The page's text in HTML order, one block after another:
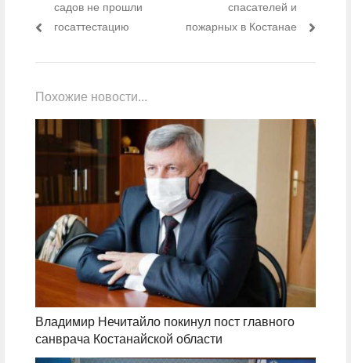
садов не прошли
госаттестацию
спасателей и
пожарных в Костанае
Похожие новости...
Владимир Нечитайло покинул пост главного
санврача Костанайской области